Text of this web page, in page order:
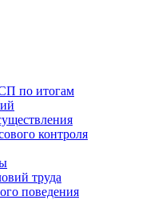
по итогам
контроля
труда
поведения